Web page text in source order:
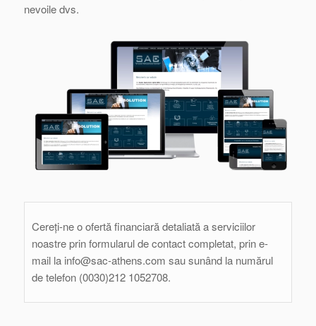
nevoile dvs.
Cereți-ne o ofertă financiară detaliată a serviciilor
noastre prin formularul de contact completat, prin e-
mail la info@sac-athens.com sau sunând la numărul
de telefon (0030)212 1052708.